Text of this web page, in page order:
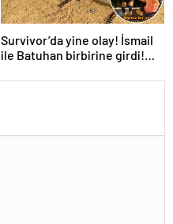
Survivor’da yine olay! İsmail
ile Batuhan birbirine girdi!